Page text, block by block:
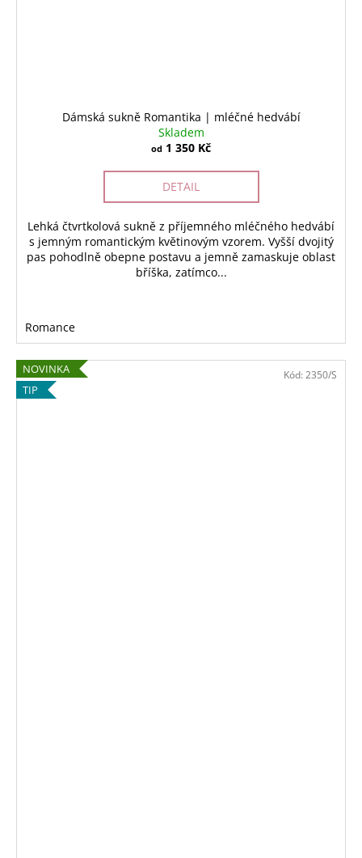
Dámská sukně Romantika | mléčné hedvábí
Skladem
od 1 350 Kč
DETAIL
Lehká čtvrtkolová sukně z příjemného mléčného hedvábí
s jemným romantickým květinovým vzorem. Vyšší dvojitý
pas pohodlně obepne postavu a jemně zamaskuje oblast
bříška, zatímco...
Romance
NOVINKA
TIP
Kód: 2350/S